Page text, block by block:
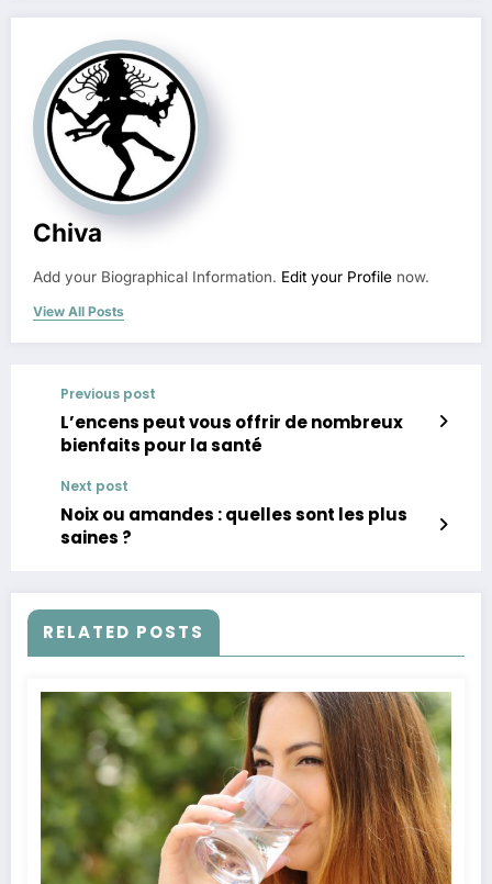
Chiva
Add your Biographical Information. Edit your Profile now.
View All Posts
Previous post
L’encens peut vous offrir de nombreux
bienfaits pour la santé
Next post
Noix ou amandes : quelles sont les plus
saines ?
RELATED POSTS